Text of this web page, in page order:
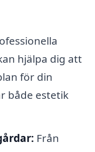
hjälpa dig att
för din
både estetik
Från